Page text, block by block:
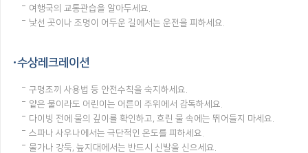
여행국의 교통관습을 알아두세요.
낯선 곳이나 조명이 어두운 길에서는 운전을 피하세요.
수상레크레이션
구명조끼 사용법 등 안전수칙을 숙지하세요.
얕은 물이라도 어린이는 어른이 주위에서 감독하세요.
다이빙 전에 물의 깊이를 확인하고, 흐린 물 속에는 뛰어들지 마세요.
스파나 사우나에서는 극단적인 온도를 피하세요.
물가나 강둑, 늪지대에서는 반드시 신발을 신으세요.